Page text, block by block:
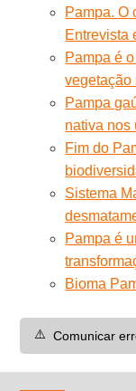
Pampa. O
Entrevista
Pampa é
vegetação
Pampa
nativa nos
Fim do
Sistema
Pampa é
Bioma
⚠️ Comunicar